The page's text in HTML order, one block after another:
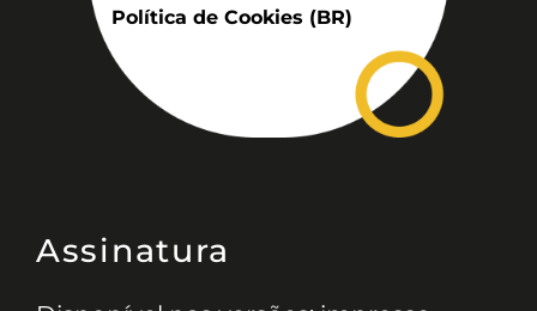
Política de Cookies (BR)
Assinatura